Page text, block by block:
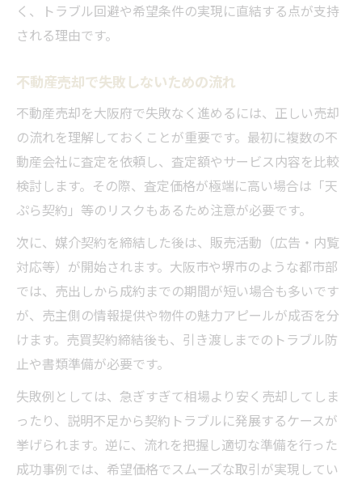
く、トラブル回避や希望条件の実現に直結する点が支持
される理由です。
不動産売却で失敗しないための流れ
不動産売却を大阪府で失敗なく進めるには、正しい売却
の流れを理解しておくことが重要です。最初に複数の不
動産会社に査定を依頼し、査定額やサービス内容を比較
検討します。その際、査定価格が極端に高い場合は「天
ぷら契約」等のリスクもあるため注意が必要です。
次に、媒介契約を締結した後は、販売活動（広告・内覧
対応等）が開始されます。大阪市や堺市のような都市部
では、売出しから成約までの期間が短い場合も多いです
が、売主側の情報提供や物件の魅力アピールが成否を分
けます。売買契約締結後も、引き渡しまでのトラブル防
止や書類準備が必要です。
失敗例としては、急ぎすぎて相場より安く売却してしま
ったり、説明不足から契約トラブルに発展するケースが
挙げられます。逆に、流れを把握し適切な準備を行った
成功事例では、希望価格でスムーズな取引が実現してい